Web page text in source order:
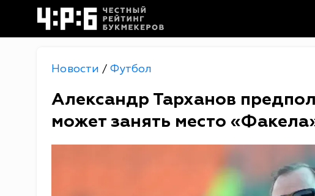
Новости / Футбол
Александр Тарханов
может занять место